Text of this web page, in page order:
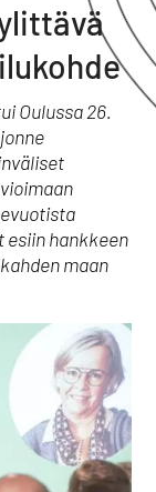
Oulussa 26.
esiin hankkeen
maan